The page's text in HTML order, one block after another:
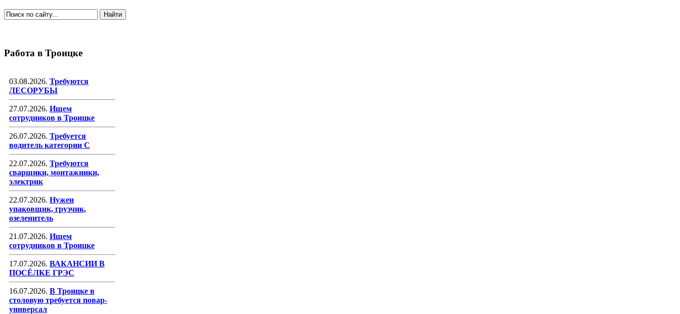
Работа в Троицке
03.08.2026. Требуются
ЛЕСОРУБЫ
27.07.2026. Ищем
сотрудников в Троицке
26.07.2026. Требуется
водитель категории С
22.07.2026. Требуются
сварщики, монтажники,
электрик
22.07.2026. Нужен
упаковщик, грузчик,
озеленитель
21.07.2026. Ищем
сотрудников в Троицке
17.07.2026. ВАКАНСИИ В
ПОСЁЛКЕ ГРЭС
16.07.2026. В Троицке в
столовую требуется повар-
универсал